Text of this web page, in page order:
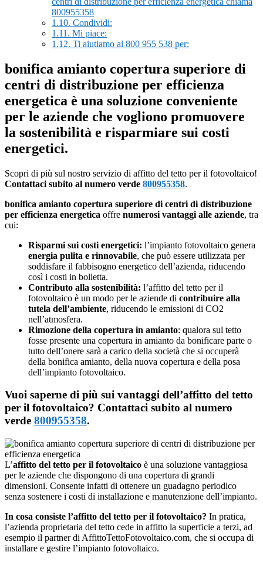
800955358
1.10. Condividi:
1.11. Mi piace:
1.12. Ti aiutiamo al 800 955 538 per:
bonifica amianto copertura superiore di
centri di distribuzione per efficienza
energetica è una soluzione conveniente
per le aziende che vogliono promuovere
la sostenibilità e risparmiare sui costi
energetici.
Scopri di più sul nostro servizio di affitto del tetto per il fotovoltaico!
Contattaci subito al numero verde 800955358.
bonifica amianto copertura superiore di centri di distribuzione
per efficienza energetica offre numerosi vantaggi alle aziende, tra
cui:
Risparmi sui costi energetici: l’impianto fotovoltaico genera
energia pulita e rinnovabile, che può essere utilizzata per
soddisfare il fabbisogno energetico dell’azienda, riducendo
così i costi in bolletta.
Contributo alla sostenibilità: l’affitto del tetto per il
fotovoltaico è un modo per le aziende di contribuire alla
tutela dell’ambiente, riducendo le emissioni di CO2
nell’atmosfera.
Rimozione della copertura in amianto: qualora sul tetto
fosse presente una copertura in amianto da bonificare parte o
tutto dell’onere sarà a carico della società che si occuperà
della bonifica amianto, della nuova copertura e della posa
dell’impianto fotovoltaico.
Vuoi saperne di più sui vantaggi dell’affitto del tetto
per il fotovoltaico? Contattaci subito al numero
verde 800955358.
L’affitto del tetto per il fotovoltaico è una soluzione vantaggiosa
per le aziende che dispongono di una copertura di grandi
dimensioni. Consente infatti di ottenere un guadagno periodico
senza sostenere i costi di installazione e manutenzione dell’impianto.
In cosa consiste l’affitto del tetto per il fotovoltaico? In pratica,
l’azienda proprietaria del tetto cede in affitto la superficie a terzi, ad
esempio il partner di AffittoTettoFotovoltaico.com, che si occupa di
installare e gestire l’impianto fotovoltaico.